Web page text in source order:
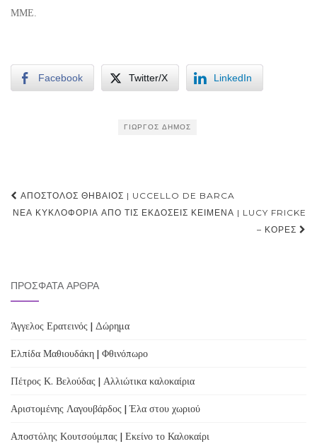
ΜΜΕ.
Facebook Twitter/X LinkedIn
ΓΙΏΡΓΟΣ ΔΉΜΟΣ
Post
navigation
ΑΠΌΣΤΟΛΟΣ ΘΗΒΑΊΟΣ | UCCELLO DE BARCA
ΝΈΑ ΚΥΚΛΟΦΟΡΊΑ ΑΠΌ ΤΙΣ ΕΚΔΌΣΕΙΣ ΚΕΊΜΕΝΑ | LUCY FRICKE
– ΚΌΡΕΣ
ΠΡΌΣΦΑΤΑ ΆΡΘΡΑ
Άγγελος Ερατεινός | Δώρημα
Ελπίδα Μαθιουδάκη | Φθινόπωρο
Πέτρος Κ. Βελούδας | Αλλιώτικα καλοκαίρια
Αριστομένης Λαγουβάρδος | Έλα στου χωριού
Αποστόλης Κουτσούμπας | Εκείνο το Καλοκαίρι